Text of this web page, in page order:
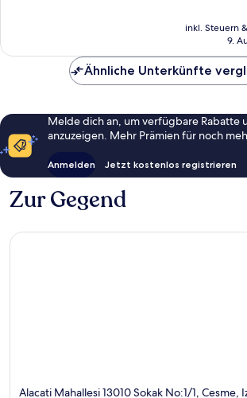
inkl. Steuern
9.
Ähnliche Unterkünfte
Melde dich an, um verfügbare Rabatte
anzuzeigen. Mehr Prämien für noch
Anmelden Jetzt kostenlos registrieren
Zur Gegend
Alacati Mahallesi 13010 Sokak No:1/1, Cesme,